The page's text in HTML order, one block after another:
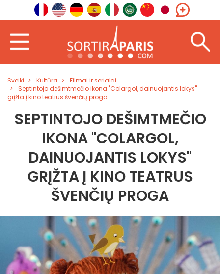
Sveiki Kultūra
Filmai ir serialai
Septintojo dešimtmečio ikona "Colargol, dainuojantis lokys"
grįžta į kino teatrus švenčių proga
SEPTINTOJO DEŠIMTMEČIO
IKONA "COLARGOL,
DAINUOJANTIS LOKYS"
GRĮŽTA Į KINO TEATRUS
ŠVENČIŲ PROGA